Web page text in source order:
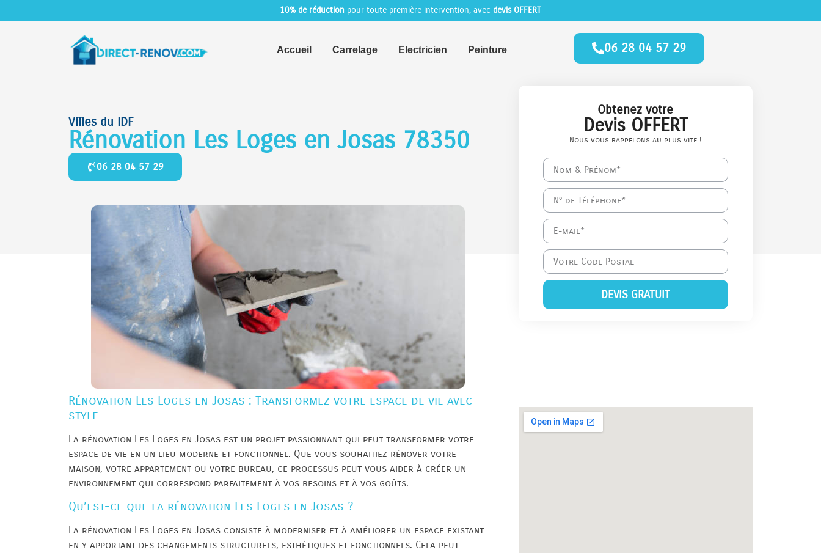
10% de réduction pour toute première intervention, avec devis OFFERT
Accueil Carrelage Electricien Peinture 06 28 04 57 29
Villes du IDF
Rénovation Les Loges en Josas 78350
06 28 04 57 29
Obtenez votre
Devis OFFERT
Nous vous rappelons au plus vite !
DEVIS GRATUIT
Rénovation Les Loges en Josas : Transformez votre espace de vie avec
style
La rénovation Les Loges en Josas est un projet passionnant qui peut transformer votre
espace de vie en un lieu moderne et fonctionnel. Que vous souhaitiez rénover votre
maison, votre appartement ou votre bureau, ce processus peut vous aider à créer un
environnement qui correspond parfaitement à vos besoins et à vos goûts.
Qu’est-ce que la rénovation Les Loges en Josas ?
La rénovation Les Loges en Josas consiste à moderniser et à améliorer un espace existant
en y apportant des changements structurels, esthétiques et fonctionnels. Cela peut